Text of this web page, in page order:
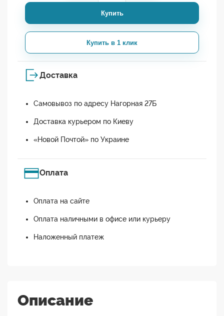
Купить
Купить в 1 клик
Доставка
Самовывоз по адресу Нагорная 27Б
Доставка курьером по Киеву
«Новой Почтой» по Украине
Оплата
Оплата на сайте
Оплата наличными в офисе или курьеру
Наложенный платеж
Описание